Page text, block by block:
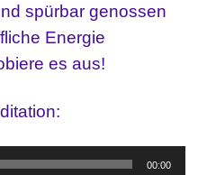
spürbar genossen
Energie
es aus!
00:00